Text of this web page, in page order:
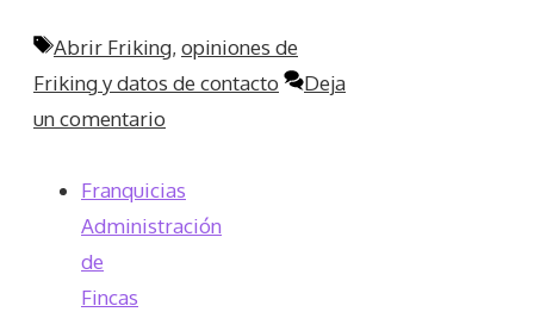
Etiquetas
Abrir Friking, opiniones de
Friking y datos de contacto
Deja
un comentario
Franquicias
Administración
de
Fincas